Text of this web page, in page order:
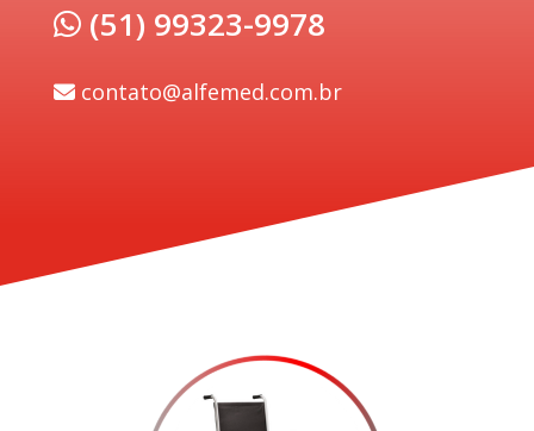
(51) 99323-9978
contato@alfemed.com.br